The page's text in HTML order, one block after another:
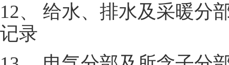
12、 给水、排水及采暖分
记录